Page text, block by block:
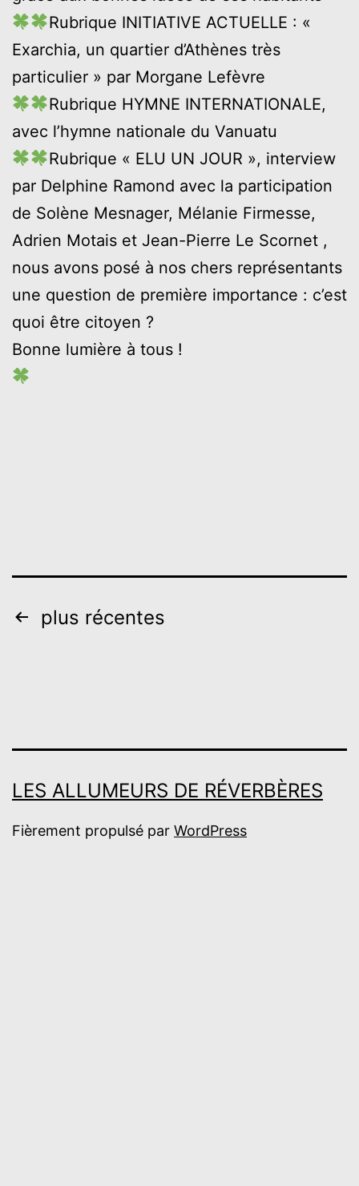
Rubrique INITIATIVE ACTUELLE : «
Exarchia, un quartier d’Athènes très
particulier » par Morgane Lefèvre
Rubrique HYMNE INTERNATIONALE,
avec l’hymne nationale du Vanuatu
Rubrique « ELU UN JOUR », interview
par Delphine Ramond avec la participation
de Solène Mesnager, Mélanie Firmesse,
Adrien Motais et Jean-Pierre Le Scornet ,
nous avons posé à nos chers représentants
une question de première importance : c’est
quoi être citoyen ?
Bonne lumière à tous !
Pagination
plus récentes
LES ALLUMEURS DE RÉVERBÈRES
Fièrement propulsé par WordPress